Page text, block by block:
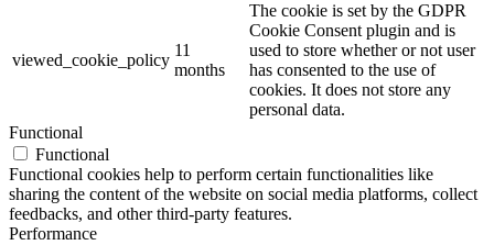
viewed_cookie_policy
11
months
The cookie is set by the GDPR
Cookie Consent plugin and is
used to store whether or not user
has consented to the use of
cookies. It does not store any
personal data.
Functional
Functional
Functional cookies help to perform certain functionalities like
sharing the content of the website on social media platforms, collect
feedbacks, and other third-party features.
Performance